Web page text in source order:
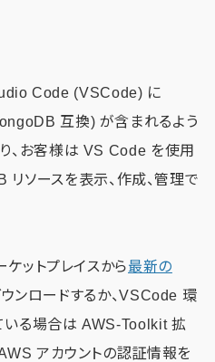
Code (VSCode) に
互換) が含まれるよう
、お客様は VS Code を使用
ソースを表示、作成、管理で
ットプレイスから最新の
ンロードするか、VSCode 環
いる場合は AWS-Toolkit 拡
アカウントの認証情報を